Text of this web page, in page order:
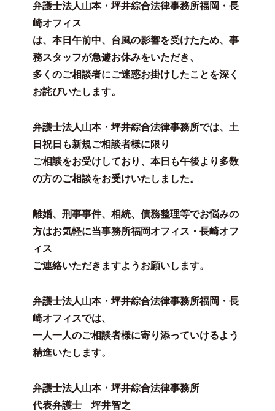
ご相談の流れ
弁護士費用
解決事例
採用情報
スタッフインタビュー
カウンセリング
法律相談継続サポートプラン
リモート相談
お知らせ
弁護士ブログ
弁護士法人山本・坪井綜合法律事務所福岡・長
崎オフィス
は、本日午前中、台風の影響を受けたため、事
務スタッフが急遽お休みをいただき、
多くのご相談者にご迷惑お掛けしたことを深く
お詫びいたします。
弁護士法人山本・坪井綜合法律事務所では、土
日祝日も新規ご相談者様に限り
ご相談をお受けしており、本日も午後より多数
の方のご相談をお受けいたしました。
離婚、刑事事件、相続、債務整理等でお悩みの
方はお気軽に当事務所福岡オフィス・長崎オフ
ィス
ご連絡いただきますようお願いします。
弁護士法人山本・坪井綜合法律事務所福岡・長
崎オフィスでは、
一人一人のご相談者様に寄り添っていけるよう
精進いたします。
弁護士法人山本・坪井綜合法律事務所
代表弁護士 坪井智之